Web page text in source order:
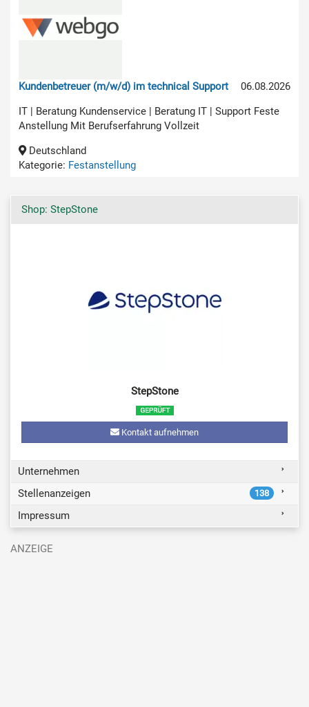
06.08.2026
Kundenbetreuer (m/w/d) im technical Support
IT | Beratung Kundenservice | Beratung IT | Support Feste
Anstellung Mit Berufserfahrung Vollzeit
Deutschland
Kategorie: Festanstellung
Shop: StepStone
StepStone
Kontakt aufnehmen
Unternehmen
Stellenanzeigen
138
Impressum